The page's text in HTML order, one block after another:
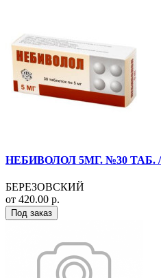
НЕБИВОЛОЛ 5МГ. №30 ТАБ.
БЕРЕЗОВСКИЙ
от 420.00 р.
Под заказ